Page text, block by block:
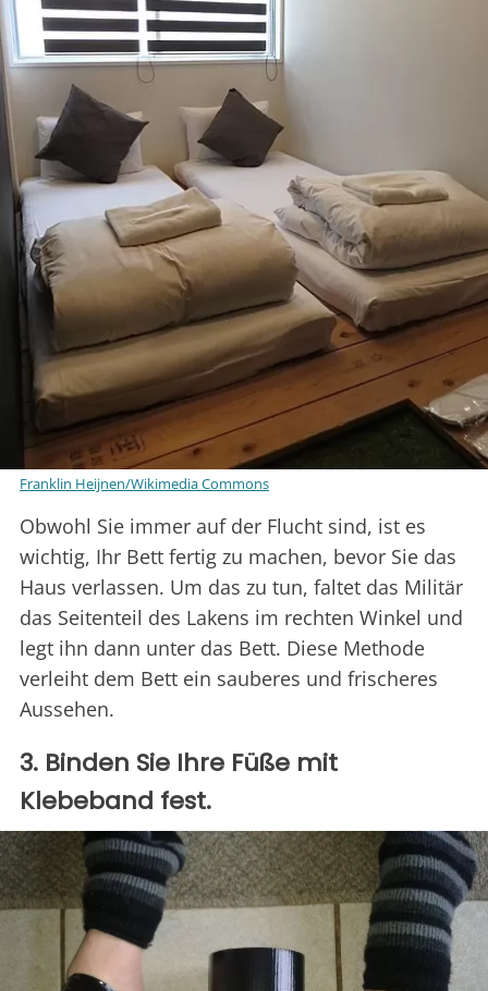
Franklin Heijnen/Wikimedia Commons
Obwohl Sie immer auf der Flucht sind, ist es
wichtig, Ihr Bett fertig zu machen, bevor Sie das
Haus verlassen. Um das zu tun, faltet das Militär
das Seitenteil des Lakens im rechten Winkel und
legt ihn dann unter das Bett. Diese Methode
verleiht dem Bett ein sauberes und frischeres
Aussehen.
3. Binden Sie Ihre Füße mit
Klebeband fest.